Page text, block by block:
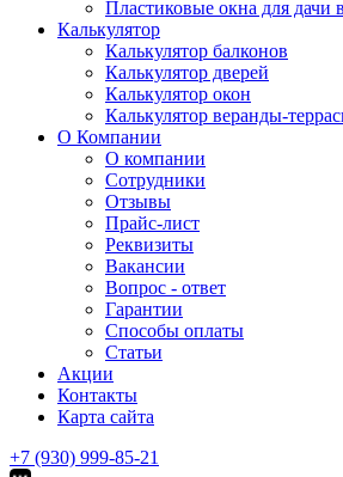
Пластиковые окна для дачи
Калькулятор
Калькулятор балконов
Калькулятор дверей
Калькулятор окон
Калькулятор веранды-
О Компании
О компании
Сотрудники
Отзывы
Прайс-лист
Реквизиты
Вакансии
Вопрос - ответ
Гарантии
Способы оплаты
Статьи
Акции
Контакты
Карта сайта
+7 (930) 999-85-21